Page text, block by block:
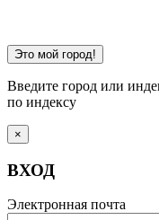
Это мой город!
Введите город или
по индексу
×
ВХОД
Электронная почта